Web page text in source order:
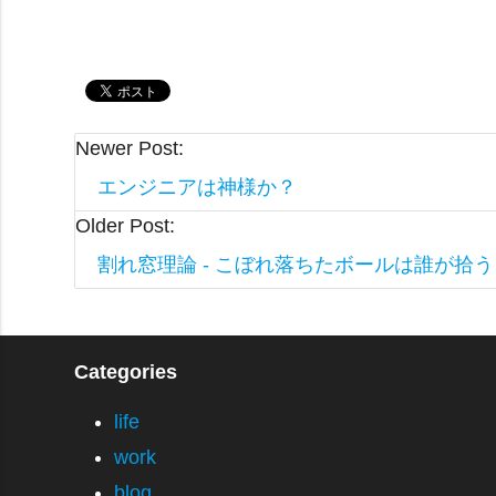
Newer Post:
エンジニアは神様か？
Older Post:
割れ窓理論 - こぼれ落ちたボールは誰が拾
Categories
life
work